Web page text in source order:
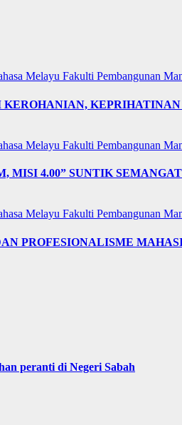
Melayu Fakulti Pembangunan
Melayu Fakulti Pembangunan
MISI 4.00” SUNTIK
Melayu Fakulti Pembangunan
PROFESIONALISME
peranti di Negeri Sabah